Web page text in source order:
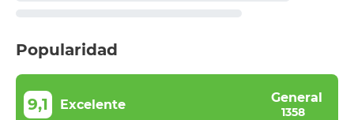
Popularidad
9,1 Excelente General
1358